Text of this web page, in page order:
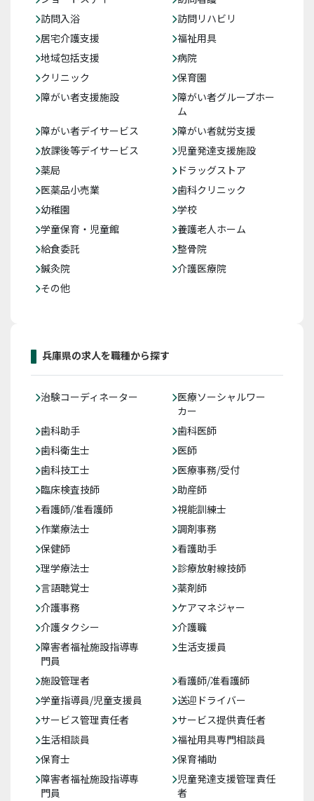
訪問入浴
訪問リハビリ
居宅介護支援
福祉用具
地域包括支援
病院
クリニック
保育園
障がい者支援施設
障がい者グループホー
ム
障がい者デイサービス
障がい者就労支援
放課後等デイサービス
児童発達支援施設
薬局
ドラッグストア
医薬品小売業
歯科クリニック
幼稚園
学校
学童保育・児童館
養護老人ホーム
給食委託
整骨院
鍼灸院
介護医療院
その他
兵庫県の求人を職種から探す
治験コーディネーター
医療ソーシャルワー
カー
歯科助手
歯科医師
歯科衛生士
医師
歯科技工士
医療事務/受付
臨床検査技師
助産師
看護師/准看護師
視能訓練士
作業療法士
調剤事務
保健師
看護助手
理学療法士
診療放射線技師
言語聴覚士
薬剤師
介護事務
ケアマネジャー
介護タクシー
介護職
障害者福祉施設指導専
門員
生活支援員
施設管理者
看護師/准看護師
学童指導員/児童支援員
送迎ドライバー
サービス管理責任者
サービス提供責任者
生活相談員
福祉用具専門相談員
保育士
保育補助
障害者福祉施設指導専
門員
児童発達支援管理責任
者